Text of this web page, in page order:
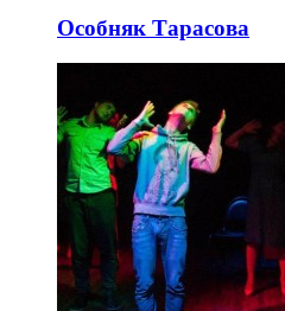
Особняк Тарасова